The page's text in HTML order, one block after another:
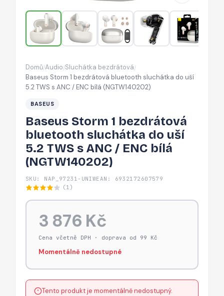
do
uší
5.2
TWS
ANC
/
(NGTW140202)
Domů/Audio/Sluchátka bezdrátová/
Baseus Storm 1 bezdrátová bluetooth sluchátka do uší
5.2 TWS s ANC / ENC bílá (NGTW140202)
BASEUS
Baseus Storm 1 bezdrátová
bluetooth sluchátka do uší
5.2 TWS s ANC / ENC bílá
(NGTW140202)
SKU: NAP_97231-UNIWEAN: 6932172607579
(1)
3 876 Kč
Cena včetně DPH · doprava od 99 Kč
Momentálně nedostupné
Tento produkt je momentálně nedostupný.